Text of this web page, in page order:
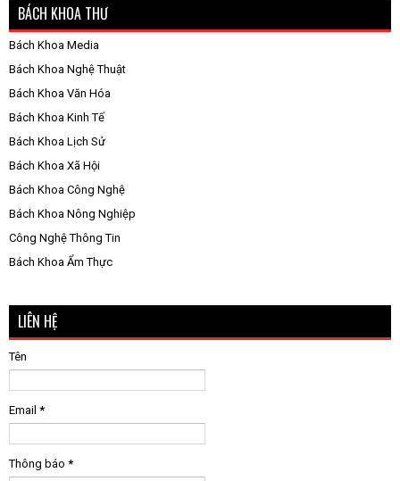
BÁCH KHOA THƯ
Bách Khoa Media
Bách Khoa Nghệ Thuật
Bách Khoa Văn Hóa
Bách Khoa Kinh Tế
Bách Khoa Lịch Sử
Bách Khoa Xã Hội
Bách Khoa Công Nghệ
Bách Khoa Nông Nghiệp
Công Nghệ Thông Tin
Bách Khoa Ẩm Thực
LIÊN HỆ
Tên
Email *
Thông báo *